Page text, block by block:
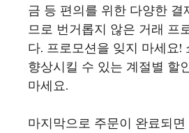
금 등 편의를 위한 다양한 결
므로 번거롭지 않은 거래 프
다. 프로모션을 잊지 마세요!
향상시킬 수 있는 계절별 할
마세요.
마지막으로 주문이 완료되